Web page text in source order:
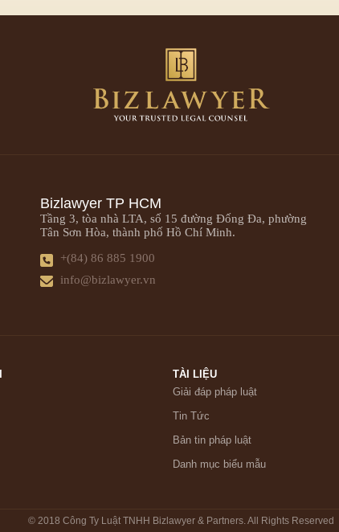
Bizlawyer TP HCM
Tầng 3, tòa nhà LTA, số 15 đường Đống Đa, phường
Tân Sơn Hòa, thành phố Hồ Chí Minh.
+(84) 86 885 1900
info@bizlawyer.vn
TÀI LIỆU
Giải đáp pháp luật
Tin Tức
Bản tin pháp luật
Danh mục biểu mẫu
© 2018 Công Ty Luật TNHH Bizlawyer & Partners. All Rights Reserved